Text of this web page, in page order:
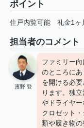
ポイント
住戸内覧可能 礼金1ヶ
担当者のコメント
濱野 登
ファミリー
のところに
を開ける必
ります。独
やドライヤ
クロゼット
類や履き物